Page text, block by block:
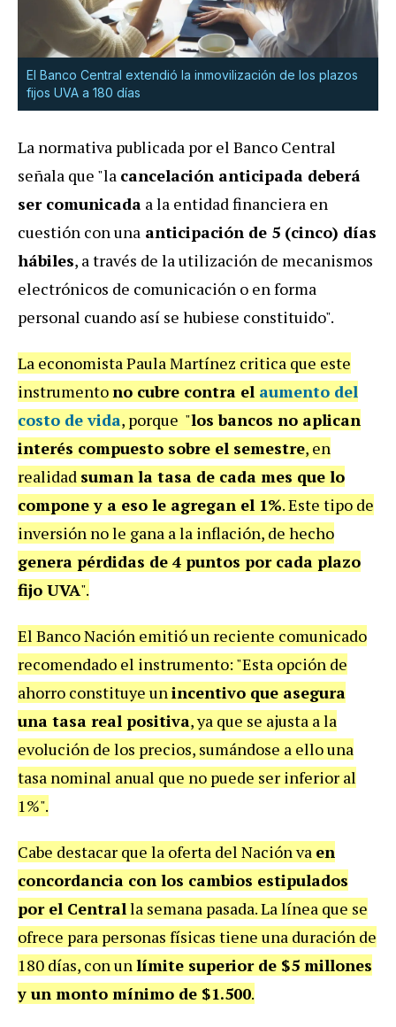
El Banco Central extendió la inmovilización de los plazos
fijos UVA a 180 días
La normativa publicada por el Banco Central
señala que "la cancelación anticipada deberá
ser comunicada a la entidad financiera en
cuestión con una anticipación de 5 (cinco) días
hábiles, a través de la utilización de mecanismos
electrónicos de comunicación o en forma
personal cuando así se hubiese constituido".
La economista Paula Martínez critica que este
instrumentono cubre contra el aumento del
costo de vida, porque "los bancos no aplican
interés compuesto sobre el semestre, en
realidad suman la tasa de cada mes que lo
compone y a eso le agregan el 1%. Este tipo de
inversión no le gana a la inflación, de hecho
genera pérdidas de 4 puntos por cada plazo
fijo UVA".
El Banco Nación emitió un reciente comunicado
recomendado el instrumento: "Esta opción de
ahorro constituye un incentivo que asegura
una tasa real positiva, ya que se ajusta a la
evolución de los precios, sumándose a ello una
tasa nominal anual que no puede ser inferior al
1%".
Cabe destacar que la oferta del Nación va en
concordancia con los cambios estipulados
por el Central la semana pasada. La línea que se
ofrece para personas físicas tiene una duración de
180 días, con un límite superior de $5 millones
y un monto mínimo de $1.500.